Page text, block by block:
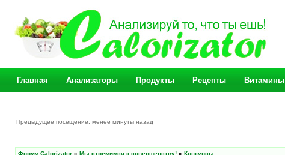
Главная Анализаторы Продукты Рецепты Витамины
Предыдущее посещение: менее минуты назад
Форум Calorizator » Мы стремимся к совершенству! » Конкурсы